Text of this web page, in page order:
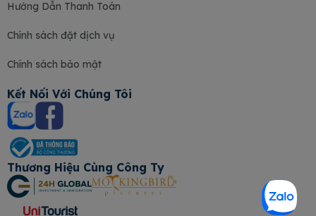
Hướng Dẫn Thanh Toán
Chính sách đặt dịch vụ
Chính sách bảo mật
Kết Nối Với Chúng Tôi
Thương Hiệu Cùng Công Ty